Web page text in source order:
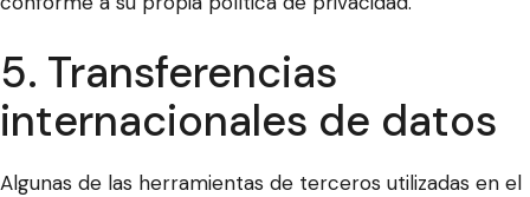
5. Transferencias
internacionales de datos
Algunas de las herramientas de terceros utilizadas en el